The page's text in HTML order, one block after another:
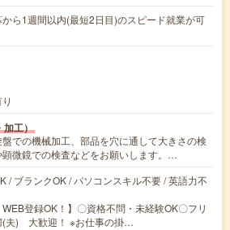
ら1週間以内(最短2日目)のスピード就業が可
加工）
での機械加工、部品を穴に通して大きさの検
微鏡での検査などをお願いします。…
/ ブランクOK / パソコンスキル不要 / 英語力不
WEB登録OK！】〇資格不問・未経験OK〇フリ
(夫) 大歓迎！ ※お仕事の掛…